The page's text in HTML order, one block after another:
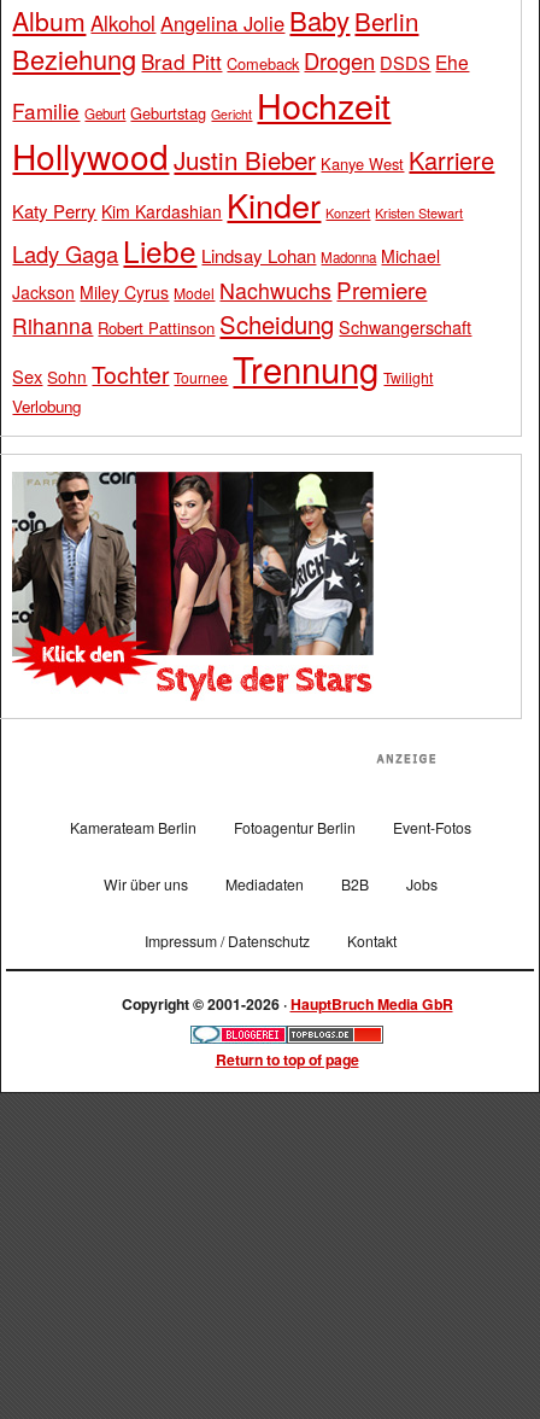
Album Alkohol Angelina Jolie BabyBerlin
Beziehung Brad Pitt Comeback Drogen DSDS Ehe
Familie Geburt Geburtstag Gericht Hochzeit
Hollywood Justin Bieber Kanye West Karriere
Katy Perry Kim Kardashian Kinder Konzert Kristen Stewart
Lady Gaga Liebe Lindsay Lohan Madonna Michael
Jackson Miley Cyrus Model Nachwuchs Premiere
Rihanna Robert Pattinson Scheidung Schwangerschaft
Sex Sohn Tochter Tournee Trennung Twilight
Verlobung
Kamerateam Berlin Fotoagentur Berlin Event-Fotos
Wir über uns Mediadaten B2B Jobs
Impressum / Datenschutz Kontakt
Copyright © 2001-2026 ·HauptBruch Media GbR
Return to top of page